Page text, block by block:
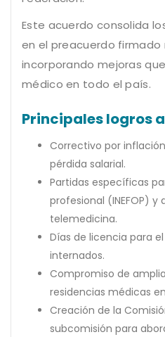
Este acuerdo consolida
en el preacuerdo firmado
incorporando mejoras
médico en todo el país.
Principales logros
Correctivo por
pérdida salarial.
Partidas específicas
profesional (INEFOP) y
telemedicina.
Días de licencia para
internados.
Compromiso de
residencias médicas
Creación de la
subcomisión para